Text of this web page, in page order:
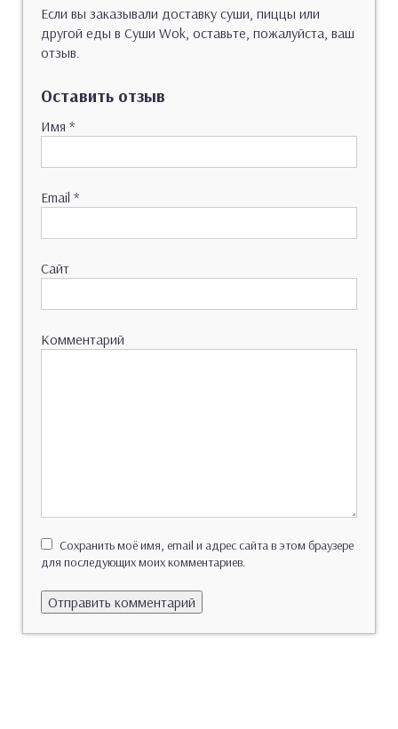
Если вы заказывали доставку суши, пиццы или
другой еды в Суши Wok, оставьте, пожалуйста, ваш
отзыв.
Оставить отзыв
Имя *
Email *
Сайт
Комментарий
Сохранить моё имя, email и адрес сайта в этом браузере
для последующих моих комментариев.